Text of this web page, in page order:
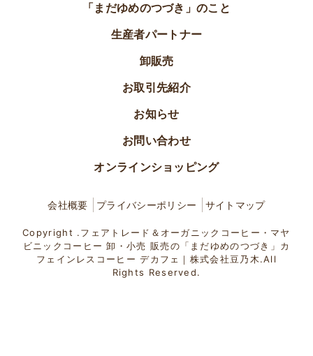
「まだゆめのつづき」のこと
生産者パートナー
卸販売
お取引先紹介
お知らせ
お問い合わせ
オンラインショッピング
会社概要 プライバシーポリシー サイトマップ
Copyright .フェアトレード＆オーガニックコーヒー・マヤ
ビニックコーヒー 卸・小売 販売の「まだゆめのつづき」カ
フェインレスコーヒー デカフェ｜株式会社豆乃木.All
Rights Reserved.